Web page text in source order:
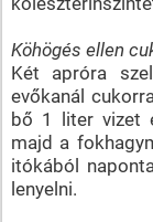
Köhögés ellen
Két apróra
evőkanál
bő 1 liter vizet
majd a
itókából
lenyelni.